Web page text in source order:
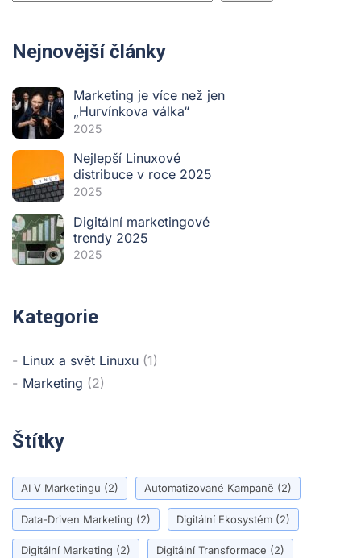
Nejnovější články
Marketing je více než jen
„Hurvínkova válka“
2025
Nejlepší Linuxové
distribuce v roce 2025
2025
Digitální marketingové
trendy 2025
2025
Kategorie
Linux a svět Linuxu (1)
Marketing (2)
Štítky
AI V Marketingu (2) Automatizované Kampaně (2)
Data-Driven Marketing (2) Digitální Ekosystém (2)
Digitální Marketing (2) Digitální Transformace (2)